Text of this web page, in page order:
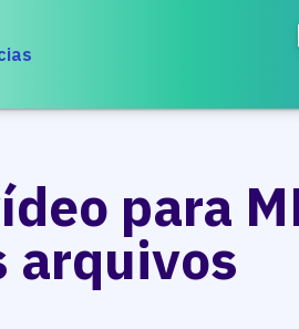
para
arquivos